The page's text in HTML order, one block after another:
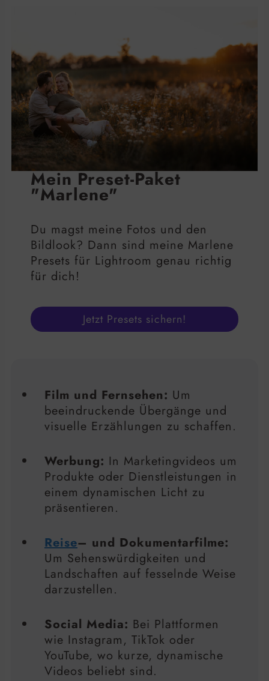
Mein Preset-Paket
"Marlene"
Du magst meine Fotos und den
Bildlook? Dann sind meine Marlene
Presets für Lightroom genau richtig
für dich!
Jetzt Presets sichern!
Film und Fernsehen: Um
beeindruckende Übergänge und
visuelle Erzählungen zu schaffen.
Werbung: In Marketingvideos um
Produkte oder Dienstleistungen in
einem dynamischen Licht zu
präsentieren.
Reise– und Dokumentarfilme:
Um Sehenswürdigkeiten und
Landschaften auf fesselnde Weise
darzustellen.
Social Media: Bei Plattformen
wie Instagram, TikTok oder
YouTube, wo kurze, dynamische
Videos beliebt sind.